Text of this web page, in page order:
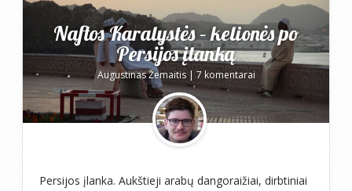
Naftos Karalystės – kelionės po
Persijos įlanką
Augustinas Žemaitis| 7 komentarai
Persijos įlanka. Aukštieji arabų dangoraižiai, dirbtiniai